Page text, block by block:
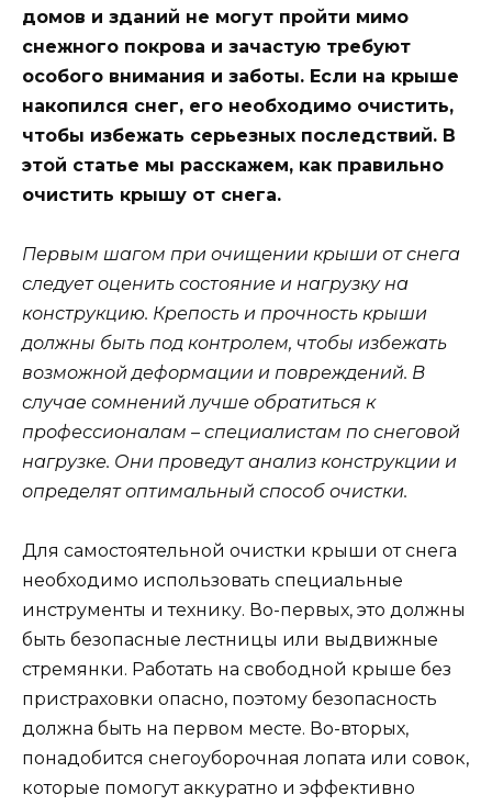
домов и зданий не могут пройти мимо
снежного покрова и зачастую требуют
особого внимания и заботы. Если на крыше
накопился снег, его необходимо очистить,
чтобы избежать серьезных последствий. В
этой статье мы расскажем, как правильно
очистить крышу от снега.
Первым шагом при очищении крыши от снега
следует оценить состояние и нагрузку на
конструкцию. Крепость и прочность крыши
должны быть под контролем, чтобы избежать
возможной деформации и повреждений. В
случае сомнений лучше обратиться к
профессионалам – специалистам по снеговой
нагрузке. Они проведут анализ конструкции и
определят оптимальный способ очистки.
Для самостоятельной очистки крыши от снега
необходимо использовать специальные
инструменты и технику. Во-первых, это должны
быть безопасные лестницы или выдвижные
стремянки. Работать на свободной крыше без
пристраховки опасно, поэтому безопасность
должна быть на первом месте. Во-вторых,
понадобится снегоуборочная лопата или совок,
которые помогут аккуратно и эффективно